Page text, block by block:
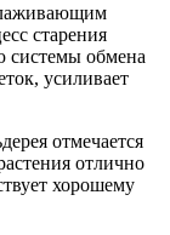
старения
системы обмена
усиливает
отмечается
отлично
хорошему